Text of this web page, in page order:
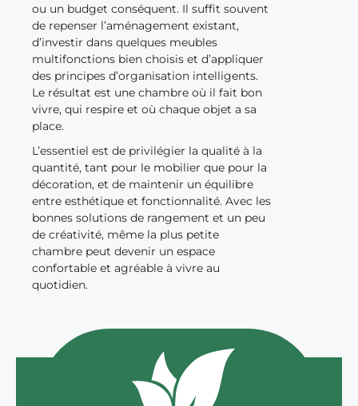
ou un budget conséquent. Il suffit souvent
de repenser l’aménagement existant,
d’investir dans quelques meubles
multifonctions bien choisis et d’appliquer
des principes d’organisation intelligents.
Le résultat est une chambre où il fait bon
vivre, qui respire et où chaque objet a sa
place.
L’essentiel est de privilégier la qualité à la
quantité, tant pour le mobilier que pour la
décoration, et de maintenir un équilibre
entre esthétique et fonctionnalité. Avec les
bonnes solutions de rangement et un peu
de créativité, même la plus petite
chambre peut devenir un espace
confortable et agréable à vivre au
quotidien.